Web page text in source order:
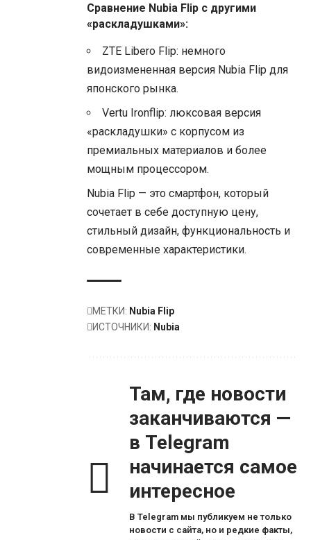
Сравнение Nubia Flip с другими
«раскладушками»:
ZTE Libero Flip: немного
видоизмененная версия Nubia Flip для
японского рынка.
Vertu Ironflip: люксовая версия
«раскладушки» с корпусом из
премиальных материалов и более
мощным процессором.
Nubia Flip — это смартфон, который
сочетает в себе доступную цену,
стильный дизайн, функциональность и
современные характеристики.
МЕТКИ: Nubia Flip
ИСТОЧНИКИ: Nubia
Там, где новости
заканчиваются —
в Telegram
начинается самое
интересное
В Telegram мы публикуем не только
новости с сайта, но и редкие факты,